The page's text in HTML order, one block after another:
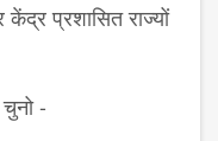
प्रशासित राज्यों
-